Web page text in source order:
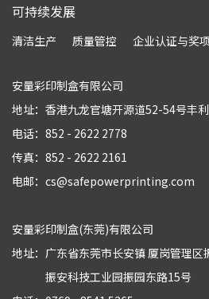
可持续发展
清洁生产 质量管控 企业认证与奖项
安量彩印制盒有限公司
地址：香港九龙官塘开源道52-54号丰
电话：852 - 2622 2778
传真：852 - 2622 2161
电邮：cs@safepowerprinting.com
安量彩印制盒(东莞)有限公司
地址：广东省东莞市长安镇 厦岗管理区
振安科技工业园振园东路15号